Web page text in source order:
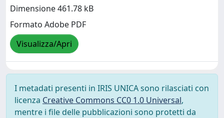
Dimensione 461.78 kB
Formato Adobe PDF
Visualizza/Apri
I metadati presenti in IRIS UNICA sono rilasciati con
licenza Creative Commons CC0 1.0 Universal,
mentre i file delle pubblicazioni sono protetti da